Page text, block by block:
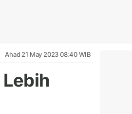
Ahad 21 May 2023 08:40 WIB